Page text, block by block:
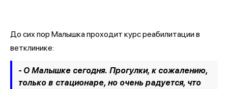
До сих пор Малышка проходит курс реабилитации в
ветклинике:
- О Малышке сегодня. Прогулки, к сожалению,
только в стационаре, но очень радуется, что